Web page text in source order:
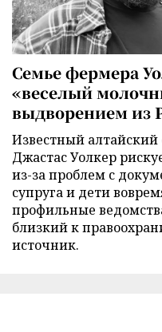
Семье фермера
«веселый
выдворением из
Известный
Джастас Уолкер
из-за проблем с
супруга и дети
профильные
близкий к
источник.